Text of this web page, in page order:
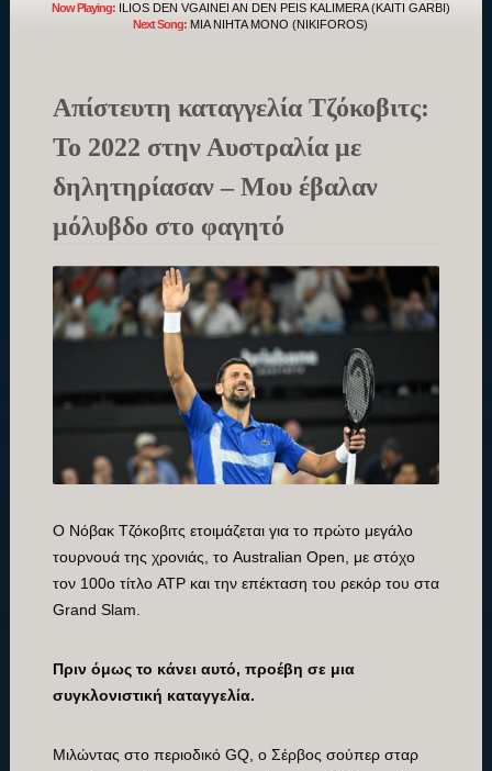
Now Playing:ILIOS DEN VGAINEI AN DEN PEIS KALIMERA (KAITI GARBI)
Next Song: MIA NIHTA MONO (NIKIFOROS)
Απίστευτη καταγγελία Τζόκοβιτς:
Το 2022 στην Αυστραλία με
δηλητηρίασαν – Μου έβαλαν
μόλυβδο στο φαγητό
Ο Νόβακ Τζόκοβιτς ετοιμάζεται για το πρώτο μεγάλο
τουρνουά της χρονιάς, το Australian Open, με στόχο
τον 100ο τίτλο ATP και την επέκταση του ρεκόρ του στα
Grand Slam.
Πριν όμως το κάνει αυτό, προέβη σε μια
συγκλονιστική καταγγελία.
Μιλώντας στο περιοδικό GQ, ο Σέρβος σούπερ σταρ